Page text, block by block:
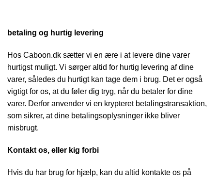
betaling og hurtig levering
Hos Caboon.dk sætter vi en ære i at levere dine varer
hurtigst muligt. Vi sørger altid for hurtig levering af dine
varer, således du hurtigt kan tage dem i brug. Det er også
vigtigt for os, at du føler dig tryg, når du betaler for dine
varer. Derfor anvender vi en krypteret betalingstransaktion,
som sikrer, at dine betalingsoplysninger ikke bliver
misbrugt.
Kontakt os, eller kig forbi
Hvis du har brug for hjælp, kan du altid kontakte os på